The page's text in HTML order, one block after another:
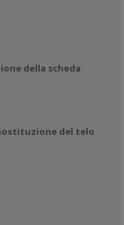
della scheda
del telo